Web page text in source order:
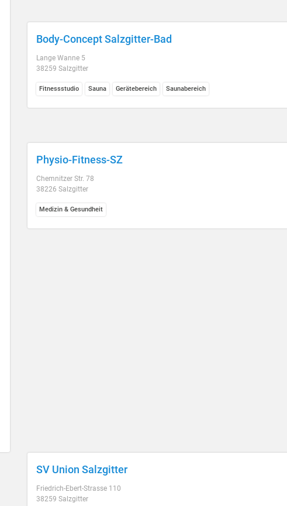
Body-Concept Salzgitter-Bad
Lange Wanne 5
38259 Salzgitter
Fitnessstudio Sauna Gerätebereich Saunabereich
Physio-Fitness-SZ
Chemnitzer Str. 78
38226 Salzgitter
Medizin & Gesundheit
SV Union Salzgitter
Friedrich-Ebert-Strasse 110
38259 Salzgitter